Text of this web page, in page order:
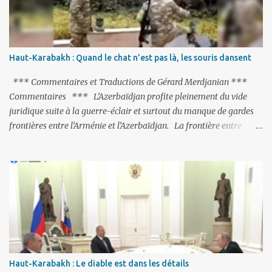
suspendue au-dessus de la tête - la fin des négociations d’adhésion
à l’UE si la peine de mort est rétablie ; Et des menaces non voilées
envers les Etats-Unis : «Si Gülen n'est pas extradé, les États-Unis
sacrifieront les relations bilatérales à cause de ce terroriste» , a
prévenu le ministre turc de la Justice, Bekir Bozdag.
Haut-Karabakh : Quand le chat n’est pas là, les souris dansent
*** Commentaires et Traductions de Gérard Merdjanian ***
Commentaires *** L’Azerbaïdjan profite pleinement du vide
juridique suite à la guerre-éclair et surtout du manque de gardes
frontières entre l’Arménie et l’Azerbaïdjan. La frontière entre
Gumri. On ne sait jamais si l’envie prenait au zigoto d’en face
d’envoyer ses chars sur Erevan (1). Si les 221km de frontière avec
le Nakhitchevan, bien que non-gardé par les Russes, ne posent pas
de problèmes majeurs, il n’en est pas de même des 566km avec
l’Azerbaïdjan. Bakou, profitant de la faiblesse de l’Arménie et
surtout du fait que ce sont exclusivement des gardes-frontière
arméniens qui surveillent la frontière, ne se gêne pas pour avancer
Haut-Karabakh : Le diable est dans les détails